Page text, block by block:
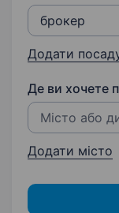
Додати
Де ви хочете
Додати місто